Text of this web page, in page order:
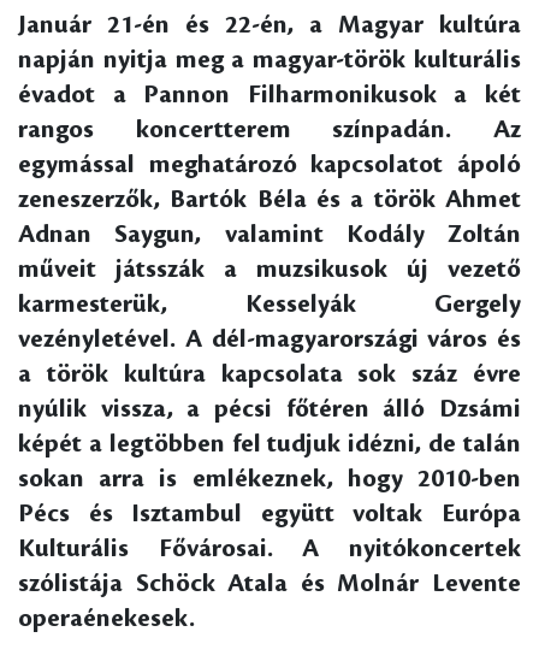
Január 21-én és 22-én, a Magyar kultúra
napján nyitja meg a magyar-török kulturális
évadot a Pannon Filharmonikusok a két
rangos koncertterem színpadán. Az
egymással meghatározó kapcsolatot ápoló
zeneszerzők, Bartók Béla és a török Ahmet
Adnan Saygun, valamint Kodály Zoltán
műveit játsszák a muzsikusok új vezető
karmesterük, Kesselyák Gergely
vezényletével. A dél-magyarországi város és
a török kultúra kapcsolata sok száz évre
nyúlik vissza, a pécsi főtéren álló Dzsámi
képét a legtöbben fel tudjuk idézni, de talán
sokan arra is emlékeznek, hogy 2010-ben
Pécs és Isztambul együtt voltak Európa
Kulturális Fővárosai. A nyitókoncertek
szólistája Schöck Atala és Molnár Levente
operaénekesek.